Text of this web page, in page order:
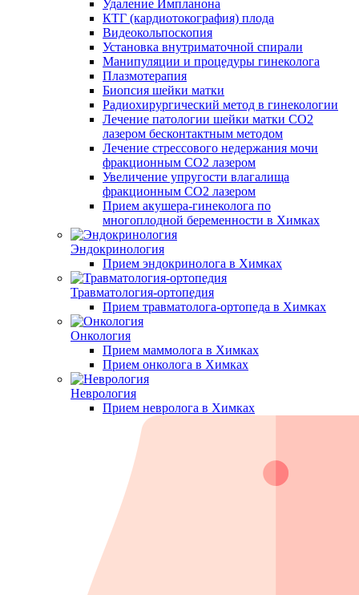
Удаление Импланона
КТГ (кардиотокография) плода
Видеокольпоскопия
Установка внутриматочной спирали
Манипуляции и процедуры гинеколога
Плазмотерапия
Биопсия шейки матки
Радиохирургический метод в гинекологии
Лечение патологии шейки матки CO2
лазером бесконтактным методом
Лечение стрессового недержания мочи
фракционным CO2 лазером
Увеличение упругости влагалища
фракционным CO2 лазером
Прием акушера-гинеколога по
многоплодной беременности в Химках
Эндокринология
Прием эндокринолога в Химках
Травматология-ортопедия
Прием травматолога-ортопеда в Химках
Онкология
Прием маммолога в Химках
Прием онколога в Химках
Неврология
Прием невролога в Химках